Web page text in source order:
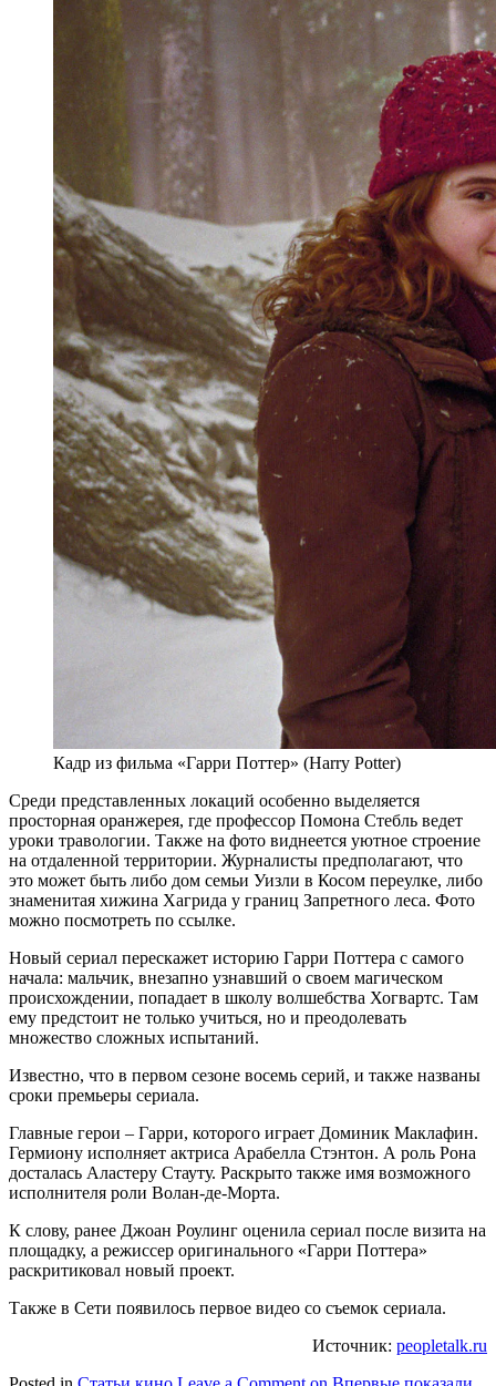
Кадр из фильма «Гарри Поттер» (Harry Potter)
Среди представленных локаций особенно выделяется
просторная оранжерея, где профессор Помона Стебль ведет
уроки травологии. Также на фото виднеется уютное строение
на отдаленной территории. Журналисты предполагают, что
это может быть либо дом семьи Уизли в Косом переулке, либо
знаменитая хижина Хагрида у границ Запретного леса. Фото
можно посмотреть по ссылке.
Новый сериал перескажет историю Гарри Поттера с самого
начала: мальчик, внезапно узнавший о своем магическом
происхождении, попадает в школу волшебства Хогвартс. Там
ему предстоит не только учиться, но и преодолевать
множество сложных испытаний.
Известно, что в первом сезоне восемь серий, и также названы
сроки премьеры сериала.
Главные герои – Гарри, которого играет Доминик Маклафин.
Гермиону исполняет актриса Арабелла Стэнтон. А роль Рона
досталась Аластеру Стауту. Раскрыто также имя возможного
исполнителя роли Волан-де-Морта.
К слову, ранее Джоан Роулинг оценила сериал после визита на
площадку, а режиссер оригинального «Гарри Поттера»
раскритиковал новый проект.
Также в Сети появилось первое видео со съемок сериала.
Источник: peopletalk.ru